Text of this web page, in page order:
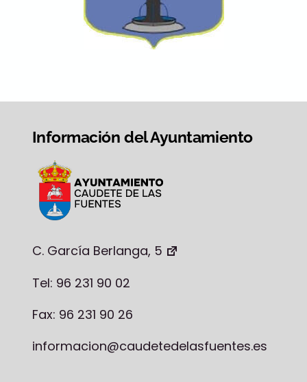
Información del Ayuntamiento
C. García Berlanga, 5
Tel: 96 231 90 02
Fax: 96 231 90 26
informacion@caudetedelasfuentes.es